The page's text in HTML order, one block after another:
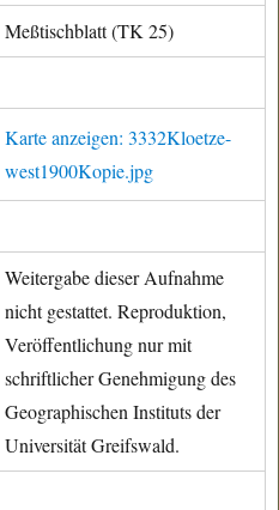
Meßtischblatt (TK 25)
Karte anzeigen: 3332Kloetze-
west1900Kopie.jpg
Weitergabe dieser Aufnahme
nicht gestattet. Reproduktion,
Veröffentlichung nur mit
schriftlicher Genehmigung des
Geographischen Instituts der
Universität Greifswald.